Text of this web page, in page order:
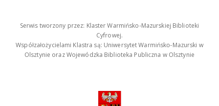
Serwis tworzony przez: Klaster Warmińsko-Mazurskiej Biblioteki
Cyfrowej.
Współzałożycielami Klastra są: Uniwersytet Warmińsko-Mazurski w
Olsztynie oraz Wojewódzka Biblioteka Publiczna w Olsztynie